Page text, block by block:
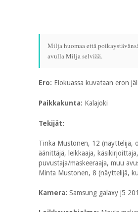
Milja huomaa että
avulla Milja selviää.
Ero: Elokuassa kuvataan eron
Paikkakunta: Kalajoki
Tekijät:
Tinka Mustonen, 12 (näyttelijä,
äänittäjä, leikkaaja, käsikirjoittaja,
puvustaja/maskeeraaja, muu
Minta Mustonen, 8 (näyttelijä,
Kamera: Samsung galaxy j5